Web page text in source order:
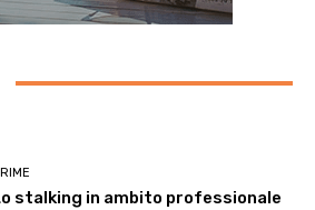
stalking in ambito professionale